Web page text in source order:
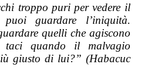
troppo puri per vedere il
guardare l’iniquità.
quelli che agiscono
quando il malvagio
giusto di lui?” (Habacuc